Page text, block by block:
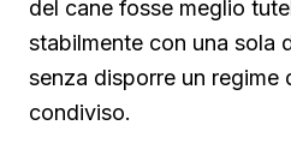
del cane fosse meglio
stabilmente con una sola
senza disporre un regime
condiviso.